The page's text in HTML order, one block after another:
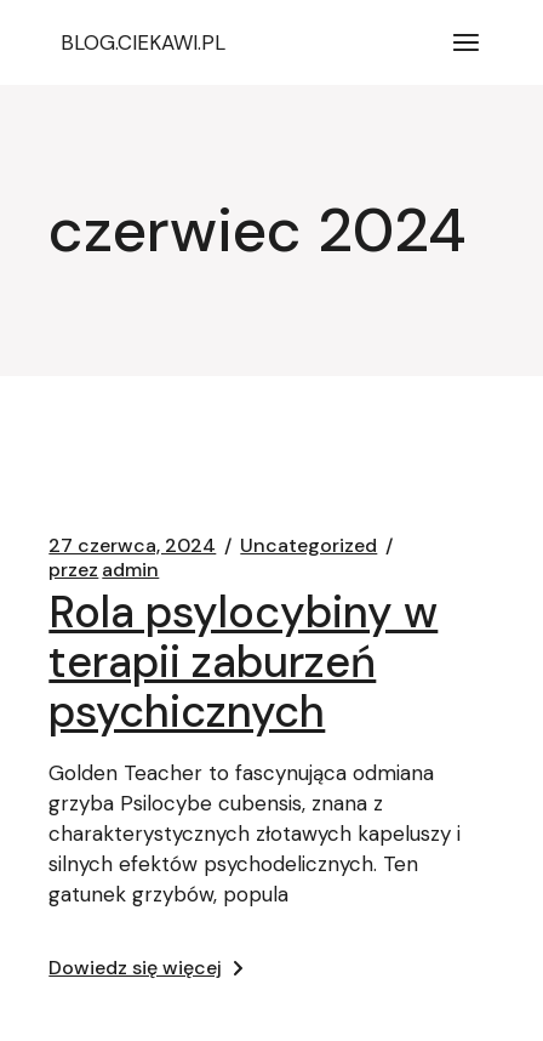
BLOG.CIEKAWI.PL
czerwiec 2024
27 czerwca, 2024
Uncategorized
przez admin
Rola psylocybiny w
terapii zaburzeń
psychicznych
Golden Teacher to fascynująca odmiana
grzyba Psilocybe cubensis, znana z
charakterystycznych złotawych kapeluszy i
silnych efektów psychodelicznych. Ten
gatunek grzybów, popula
Dowiedz się więcej